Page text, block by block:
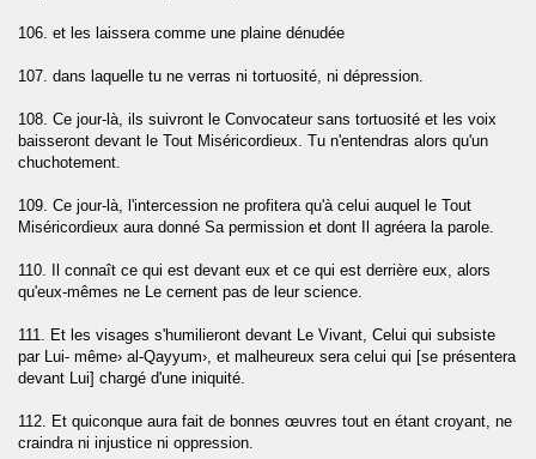
106. et les laissera comme une plaine dénudée
107. dans laquelle tu ne verras ni tortuosité, ni dépression.
108. Ce jour-là, ils suivront le Convocateur sans tortuosité et les voix
baisseront devant le Tout Miséricordieux. Tu n'entendras alors qu'un
chuchotement.
109. Ce jour-là, l'intercession ne profitera qu'à celui auquel le Tout
Miséricordieux aura donné Sa permission et dont Il agréera la parole.
110. Il connaît ce qui est devant eux et ce qui est derrière eux, alors
qu'eux-mêmes ne Le cernent pas de leur science.
111. Et les visages s'humilieront devant Le Vivant, Celui qui subsiste
par Lui- même› al-Qayyum›, et malheureux sera celui qui [se présentera
devant Lui] chargé d'une iniquité.
112. Et quiconque aura fait de bonnes œuvres tout en étant croyant, ne
craindra ni injustice ni oppression.